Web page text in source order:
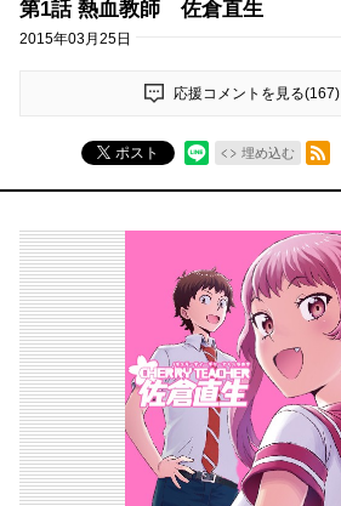
第1話 熱血教師 佐倉直生
2015年03月25日
応援コメントを見る(167)
ポスト 埋め込む
RSSフィード